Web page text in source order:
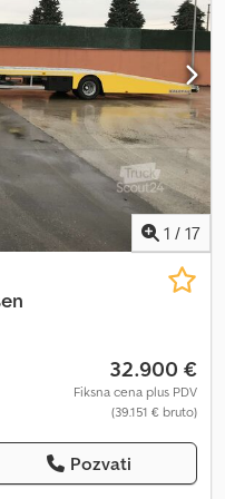
2 konja + sedlarska
krov/prednji deo u
udaraca Guma na rampi
1 dan = 60€ 2 dana = 55€
= 45€ po danu Cene
1 / 17
32.900 €
Fiksna cena plus PDV
(39.151 € bruto)
Pozvati